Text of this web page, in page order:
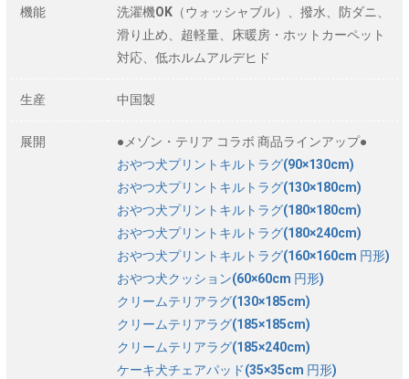
機能
洗濯機OK（ウォッシャブル）、撥水、防ダニ、
滑り止め、超軽量、床暖房・ホットカーペット
対応、低ホルムアルデヒド
生産 中国製
展開
●メゾン・テリア コラボ 商品ラインアップ●
おやつ犬プリントキルトラグ(90×130cm)
おやつ犬プリントキルトラグ(130×180cm)
おやつ犬プリントキルトラグ(180×180cm)
おやつ犬プリントキルトラグ(180×240cm)
おやつ犬プリントキルトラグ(160×160cm 円形)
おやつ犬クッション(60×60cm 円形)
クリームテリアラグ(130×185cm)
クリームテリアラグ(185×185cm)
クリームテリアラグ(185×240cm)
ケーキ犬チェアパッド(35×35cm 円形)